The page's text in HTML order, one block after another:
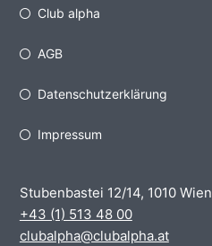
Club alpha
AGB
Datenschutzerklärung
Impressum
Stubenbastei 12/14, 1010 Wien
+43 (1) 513 48 00
clubalpha@clubalpha.at